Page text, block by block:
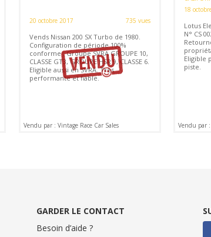
20 octobre 2017 735 vues
Vends Nissan 200 SX Turbo de 1980.
Configuration de période 100%
conforme : Groupe SVRA GROUPE 10,
CLASSE GT3, GROUPE HSR 9, CLASSE 6.
Eligible aussi en SVRA. Très
performante et fiable.
Vendu par : Vintage Race Car Sales
18
Lotus
N° CS
Eligible
piste.
Vendu par :
GARDER LE CONTACT
Besoin d’aide ?